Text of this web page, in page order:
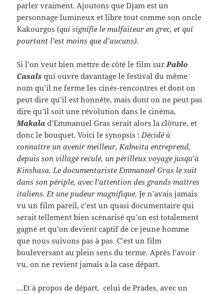
parler vraiment. Ajoutons que Djam est un
personnage lumineux et libre tout comme son oncle
Kakourgos(qui signifie le malfaiteur en grec, et qui
pourtant l’est moins que d’aucuns).
Si l’on veut bien mettre de côté le film surPablo
Casals qui ouvre davantage le festival du même
nom qu’il ne ferme les cinés-rencontres et dont on
peut dire qu’il est honnête, mais dont on ne peut pas
dire qu’il soit une révolution dans le cinéma,
Makalad’Emmanuel Gras serait alors la clôture, et
donc le bouquet. Voici le synopsis :Décidé à
connaître un avenir meilleur, Kabwita entreprend,
depuis son village reculé, un périlleux voyage jusqu’à
Kinshasa. Le documentariste Emmanuel Gras le suit
dans son périple, avec l’attention des grands maîtres
italiens. Et une pudeur magnifique.Je n’avais jamais
vu un film pareil, c’est un quasi documentaire qui
serait tellement bien scénarisé qu’on est totalement
gagné et qu’on devient captif de ce jeune homme
que nous suivons pas à pas. C’est un film
bouleversant au plein sens du terme. Après l’avoir
vu, on ne revient jamais à la case départ.
…Et à propos de départ, celui de Prades, avec un